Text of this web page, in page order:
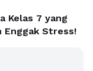
Kelas 7 yang
Enggak Stress!